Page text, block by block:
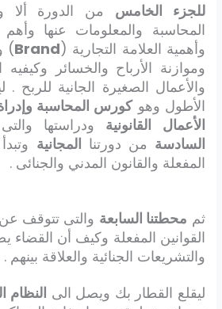
للجزء الخامس من الدورة ألا
المحاسبة والمعلومات عنها وأهم
وأهمية العلامة التجارية (Brand
)
وموازنة الأرباح والخسائر
والأعمال الصغيرة الجانية
الأطول وهوكورس المحاسبة
الأعمال القانونية ودراستها
السادسة من دورتنا المجانية
المفعلة والقانون المدني والجنائى .
ثم محطتنا السابعة والتى تتوقف عن
القوانين المفعلة وكيف أن القضاء
والتشريعات الجنائية والعلاقة بينهم .
ليقلع القطار بك ويصل الى النظام